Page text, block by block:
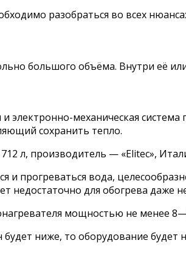
разобраться во всех
большого объёма. Внутри её
механическая
сохранить тепло.
л, производитель — «Elitec»,
и прогреваться вода,
недостаточно для обогрева даже
мощностью не менее
ниже, то оборудование будет